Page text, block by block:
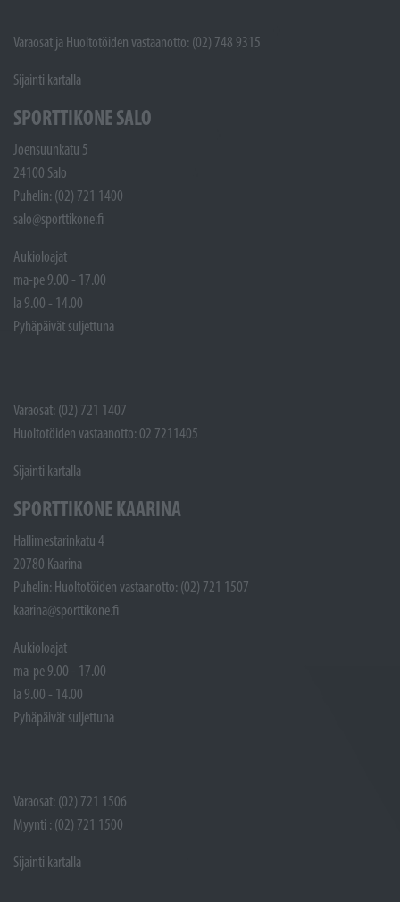
Varaosat ja Huoltotöiden vastaanotto: (02) 748 9315
Sijainti kartalla
SPORTTIKONE SALO
Joensuunkatu 5
24100 Salo
Puhelin: (02) 721 1400
salo@sporttikone.fi
Aukioloajat
ma-pe 9.00 - 17.00
la 9.00 - 14.00
Pyhäpäivät suljettuna
Varaosat: (02) 721 1407
Huoltotöiden vastaanotto: 02 7211405
Sijainti kartalla
SPORTTIKONE KAARINA
Hallimestarinkatu 4
20780 Kaarina
Puhelin: Huoltotöiden vastaanotto: (02) 721 1507
kaarina@sporttikone.fi
Aukioloajat
ma-pe 9.00 - 17.00
la 9.00 - 14.00
Pyhäpäivät suljettuna
Varaosat: (02) 721 1506
Myynti : (02) 721 1500
Sijainti kartalla